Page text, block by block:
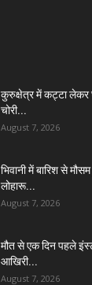
कुरुक्षेत्र में कट्टा लेकर
चोरी...
August 7, 2026
भिवानी में बारिश से
लोहारू...
August 7, 2026
मौत से एक दिन पहले
आखिरी...
August 7, 2026